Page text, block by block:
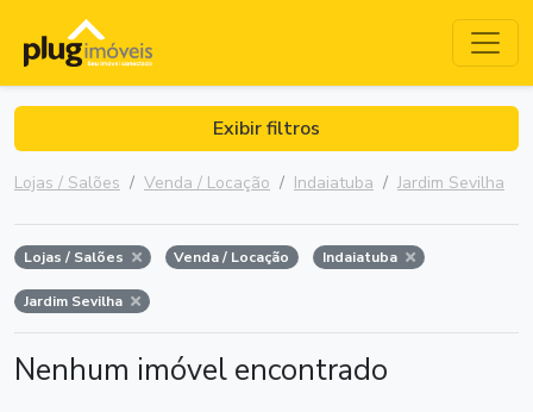
Exibir filtros
Lojas / Salões Venda / Locação Indaiatuba Jardim Sevilha
Lojas / Salões Venda / Locação Indaiatuba
Jardim Sevilha
Nenhum imóvel encontrado